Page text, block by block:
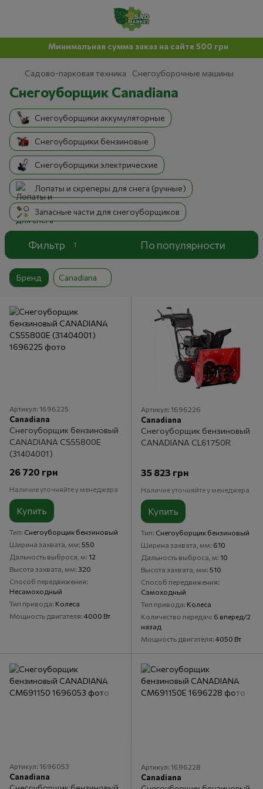
Минимальная сумма заказ на сайте 500 грн
Садово-парковая техника Снегоуборочные машины
Снегоуборщик Canadiana
Снегоуборщики аккумуляторные
Снегоуборщики бензиновые
Снегоуборщики электрические
Лопаты и скреперы для снега (ручные)
Запасные части для снегоуборщиков
Фильтр 1 По популярности
Бренд Canadiana
Артикул: 1696225
Canadiana
Снегоуборщик бензиновый
CANADIANA CS55800E
(31404001)
26 720 грн
Наличие уточняйте у менеджера
Купить
Тип Снегоуборщик бензиновый
Ширина захвата, мм 550
Дальность выброса, м 12
Высота захвата, мм 320
Способ передвижения
Несамоходный
Тип привода Колеса
Мощность двигателя 4000 Вт
Артикул: 1696226
Canadiana
Снегоуборщик бензиновый
CANADIANA CL61750R
35 823 грн
Наличие уточняйте у менеджера
Купить
Тип Снегоуборщик бензиновый
Ширина захвата, мм 610
Дальность выброса, м 10
Высота захвата, мм 510
Способ передвижения
Самоходный
Тип привода Колеса
Количество передач 6 вперед/2
назад
Мощность двигателя 4050 Вт
Артикул: 1696053
Canadiana
Артикул: 1696228
Canadiana